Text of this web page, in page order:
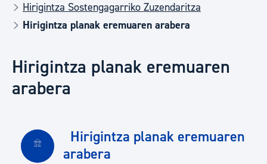
Hirigintza Sostengagarriko Zuzendaritza
Hirigintza planak eremuaren arabera
Hirigintza planak eremuaren
arabera
Hirigintza planak eremuaren
arabera